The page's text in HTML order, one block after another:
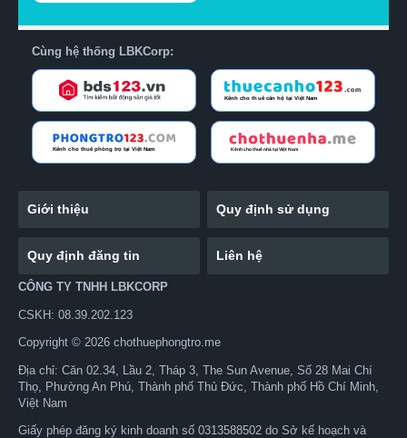
Cùng hệ thống LBKCorp:
Giới thiệu Quy định sử dụng
Quy định đăng tin Liên hệ
CÔNG TY TNHH LBKCORP
CSKH: 08.39.202.123
Copyright © 2026 chothuephongtro.me
Địa chỉ: Căn 02.34, Lầu 2, Tháp 3, The Sun Avenue, Số 28 Mai Chí
Thọ, Phường An Phú, Thành phố Thủ Đức, Thành phố Hồ Chí Minh,
Việt Nam
Giấy phép đăng ký kinh doanh số 0313588502 do Sở kế hoạch và